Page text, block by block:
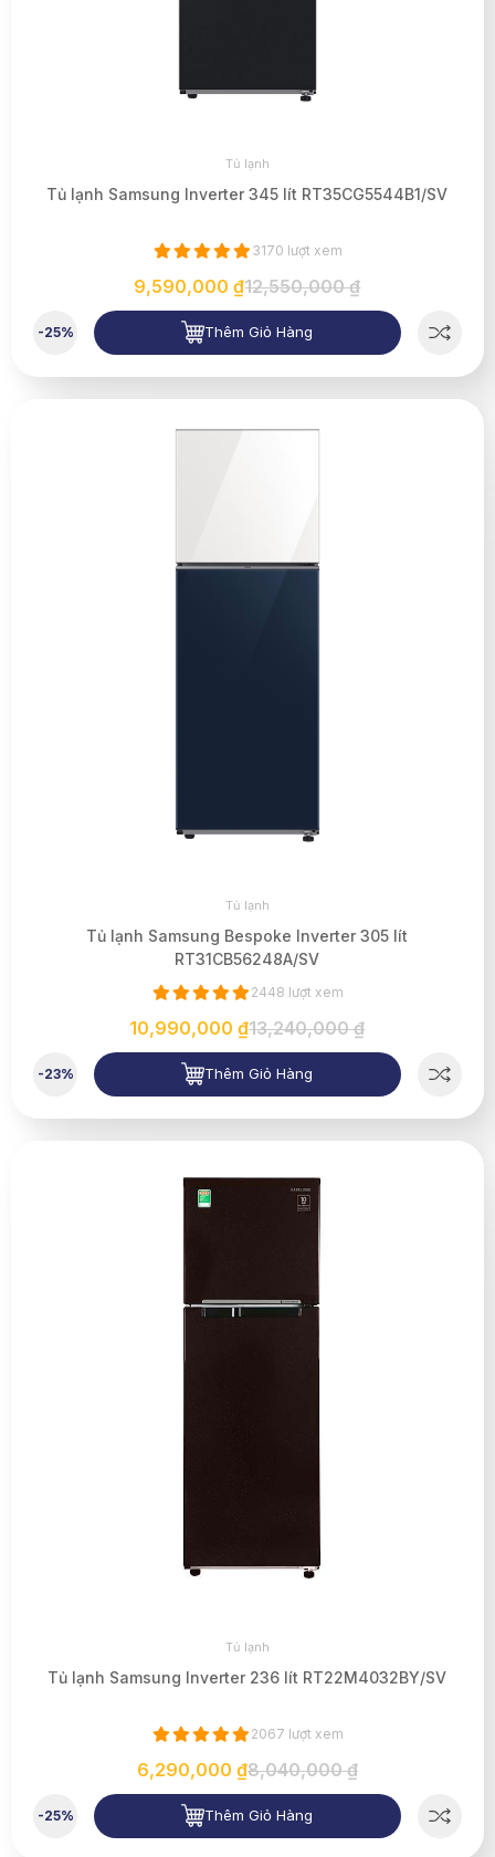
Tủ lạnh
Tủ lạnh Samsung Inverter 345 lít RT35CG5544B1/SV
3170 lượt xem
9,590,000 ₫12,550,000 ₫
-25% Thêm Giỏ Hàng
Tủ lạnh
Tủ lạnh Samsung Bespoke Inverter 305 lít
RT31CB56248A/SV
2448 lượt xem
10,990,000 ₫13,240,000 ₫
-23% Thêm Giỏ Hàng
Tủ lạnh
Tủ lạnh Samsung Inverter 236 lít RT22M4032BY/SV
2067 lượt xem
6,290,000 ₫8,040,000 ₫
-25% Thêm Giỏ Hàng